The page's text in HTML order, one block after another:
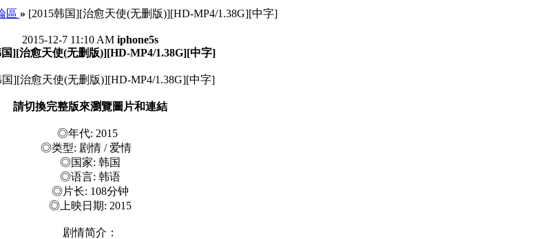
區 » [2015韩国][治愈天使(无删版)][HD-MP4/1.38G][中字]
2015-12-7 11:10 AM iphone5s
国][治愈天使(无删版)][HD-MP4/1.38G][中字]
国][治愈天使(无删版)][HD-MP4/1.38G][中字]
請切換完整版來瀏覽圖片和連結
◎年代: 2015
◎类型: 剧情 / 爱情
◎国家: 韩国
◎语言: 韩语
◎片长: 108分钟
◎上映日期: 2015
剧情简介：